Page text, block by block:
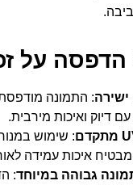
הדפסה על
: התמונה
עם דיוק ואיכות מירבית.
איכות עמידה
גבוהה במיוחד: